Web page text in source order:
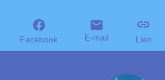
Facebook E-mail Lien